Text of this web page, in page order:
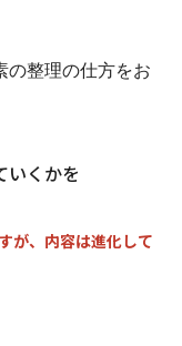
の整理の仕方をお
いくかを
が、内容は進化して